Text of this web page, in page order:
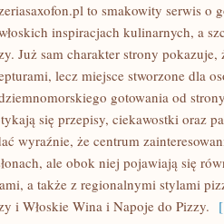
to smakowity serwis o
inspiracjach kulinarnych, a
Już sam charakter strony
lecz miejsce stworzone dla
gotowania od
się przepisy, ciekawostki oraz
wyraźnie, że centrum
ale obok niej pojawiają się
a także z regionalnymi stylami
i Włoskie Wina i Napoje do Pizzy.